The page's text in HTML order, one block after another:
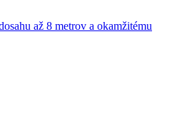
až 8 metrov a okamžitému